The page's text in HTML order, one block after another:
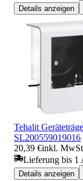
Details anzeigen
Tehalit
SL200559019016
20,39 €inkl.
Lieferung bis 1
Details anzeigen